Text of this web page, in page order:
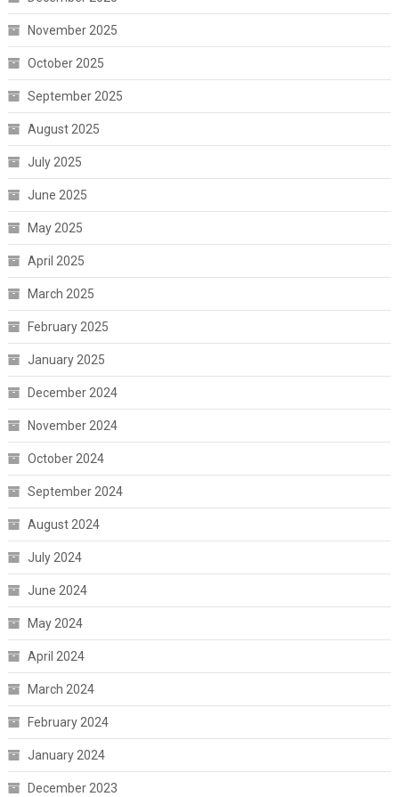
November 2025
October 2025
September 2025
August 2025
July 2025
June 2025
May 2025
April 2025
March 2025
February 2025
January 2025
December 2024
November 2024
October 2024
September 2024
August 2024
July 2024
June 2024
May 2024
April 2024
March 2024
February 2024
January 2024
December 2023